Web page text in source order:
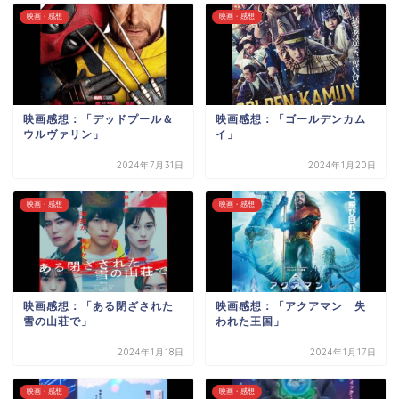
映画・感想
映画感想：「デッドプール＆
ウルヴァリン」
2024年7月31日
映画・感想
映画感想：「ゴールデンカム
イ」
2024年1月20日
映画・感想
映画感想：「ある閉ざされた
雪の山荘で」
2024年1月18日
映画・感想
映画感想：「アクアマン 失
われた王国」
2024年1月17日
映画・感想 映画・感想